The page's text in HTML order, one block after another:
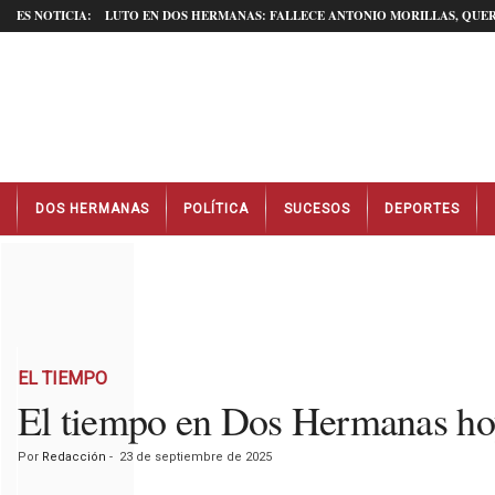
ES NOTICIA: LUTO EN DOS HERMANAS: FALLECE ANTONIO MORILLAS,
t
DOS HERMANAS POLÍTICA SUCESOS DEPORTES
EL TIEMPO
El tiempo en Dos Hermanas
Por Redacción - 23 de septiembre de 2025